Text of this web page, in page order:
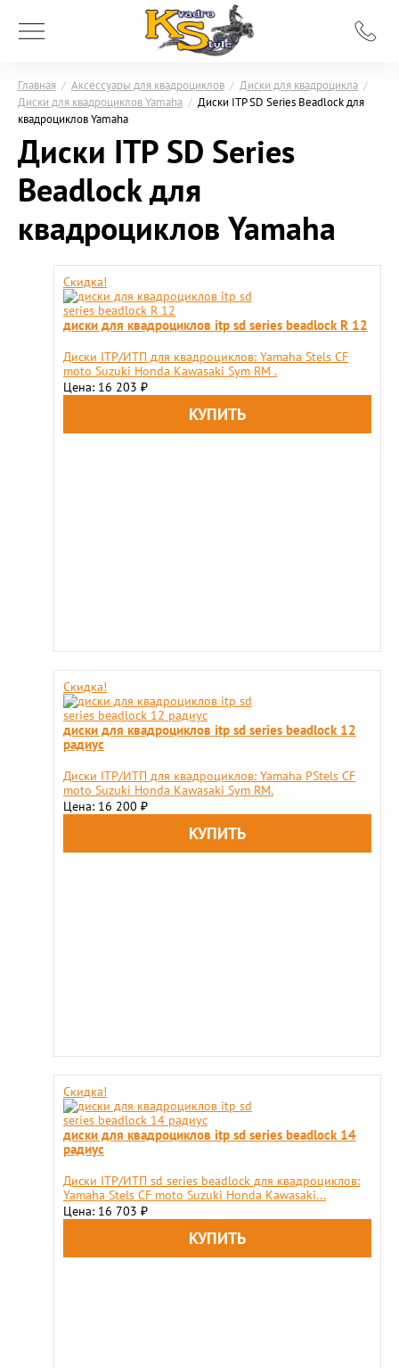
Главная / Аксессуары для квадроциклов / Диски для квадроцикла /
Диски для квадроциклов Yamaha / Диски ITP SD Series Beadlock для
квадроциклов Yamaha
Диски ITP SD Series
Beadlock для
квадроциклов Yamaha
Скидка!
диски для квадроциклов itp sd series beadlock R 12
Диски ITP/ИТП для квадроциклов: Yamaha Stels CF
moto Suzuki Honda Kawasaki Sym RM .
Цена: 16 203 ₽
Скидка!
диски для квадроциклов itp sd series beadlock 12
радиус
Диски ITP/ИТП для квадроциклов: Yamaha PStels CF
moto Suzuki Honda Kawasaki Sym RM.
Цена: 16 200 ₽
Скидка!
диски для квадроциклов itp sd series beadlock 14
радиус
Диски ITP/ИТП sd series beadlock для квадроциклов:
Yamaha Stels CF moto Suzuki Honda Kawasaki...
Цена: 16 703 ₽